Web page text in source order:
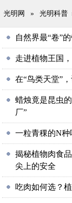
光明网 » 光明科普
自然界最“卷”
走进植物王国
在“鸟类天堂”
蜡烛竟是昆虫
厂”
一粒青稞的N种
揭秘植物肉食
尖上的安全
吃肉如何选？